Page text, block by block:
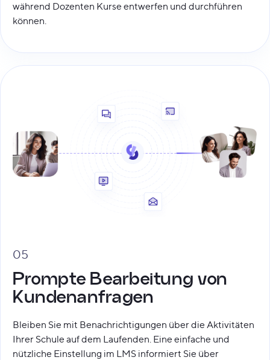
während Dozenten Kurse entwerfen und durchführen
können.
05
Prompte Bearbeitung von
Kundenanfragen
Bleiben Sie mit Benachrichtigungen über die Aktivitäten
Ihrer Schule auf dem Laufenden. Eine einfache und
nützliche Einstellung im LMS informiert Sie über